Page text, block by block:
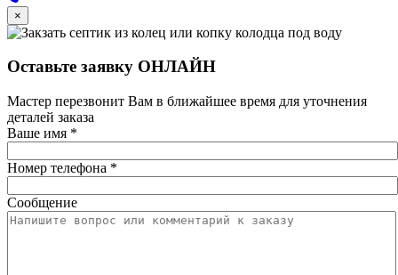
×
Оставьте заявку ОНЛАЙН
Мастер перезвонит Вам в ближайшее время для уточнения
деталей заказа
Ваше имя *
Номер телефона *
Сообщение